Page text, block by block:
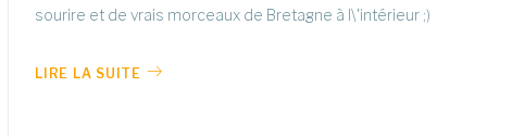
sourire et de vrais morceaux de Bretagne à l\'intérieur ;)
LIRE LA SUITE